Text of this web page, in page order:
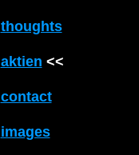
thoughts
aktien <<
contact
images